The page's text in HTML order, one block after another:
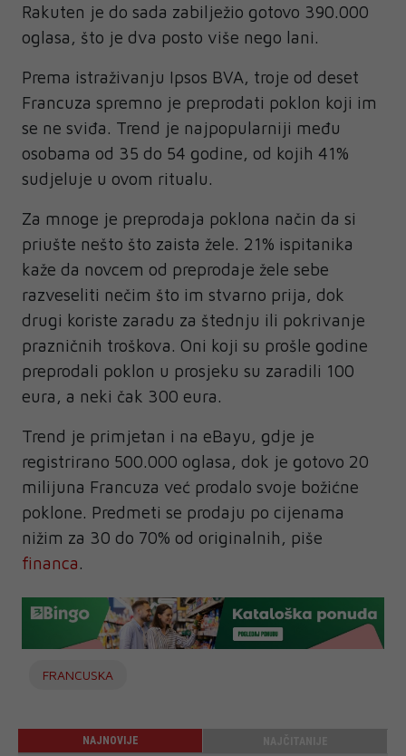
Rakuten je do sada zabilježio gotovo 390.000
oglasa, što je dva posto više nego lani.
Prema istraživanju Ipsos BVA, troje od deset
Francuza spremno je preprodati poklon koji im
se ne sviđa. Trend je najpopularniji među
osobama od 35 do 54 godine, od kojih 41%
sudjeluje u ovom ritualu.
Za mnoge je preprodaja poklona način da si
priušte nešto što zaista žele. 21% ispitanika
kaže da novcem od preprodaje žele sebe
razveseliti nečim što im stvarno prija, dok
drugi koriste zaradu za štednju ili pokrivanje
prazničnih troškova. Oni koji su prošle godine
preprodali poklon u prosjeku su zaradili 100
eura, a neki čak 300 eura.
Trend je primjetan i na eBayu, gdje je
registrirano 500.000 oglasa, dok je gotovo 20
milijuna Francuza već prodalo svoje božićne
poklone. Predmeti se prodaju po cijenama
nižim za 30 do 70% od originalnih, piše
financa.
FRANCUSKA
NAJNOVIJE